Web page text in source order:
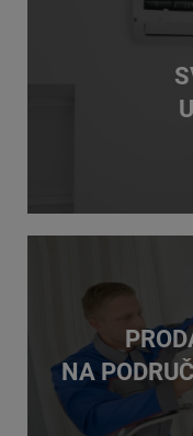
SVE O
NA